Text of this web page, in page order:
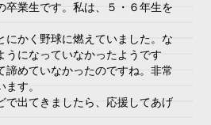
卒業生です。私は、５・６年生を
にかく野球に燃えていました。な
うになっていなかったようです
諦めていなかったのですね。非常
す。
で出てきましたら、応援してあげ